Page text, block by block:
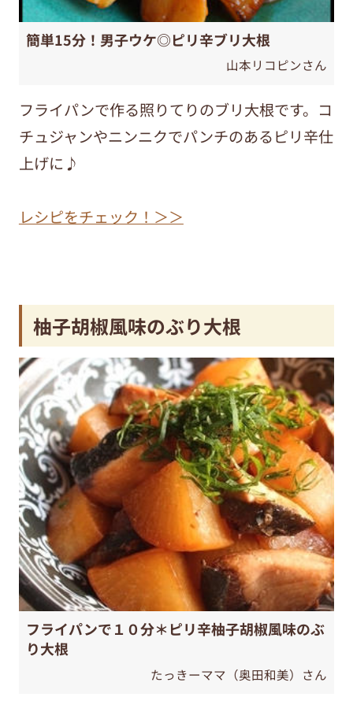
簡単15分！男子ウケ◎ピリ辛ブリ大根
山本リコピンさん
フライパンで作る照りてりのブリ大根です。コ
チュジャンやニンニクでパンチのあるピリ辛仕
上げに♪
レシピをチェック！＞＞
柚子胡椒風味のぶり大根
フライパンで１０分＊ピリ辛柚子胡椒風味のぶ
り大根
たっきーママ（奥田和美）さん